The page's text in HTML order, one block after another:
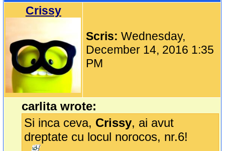
Crissy
Scris:Wednesday,
December 14, 2016 1:35
PM
carlita wrote:
Si inca ceva, Crissy, ai avut
dreptate cu locul norocos, nr.6!